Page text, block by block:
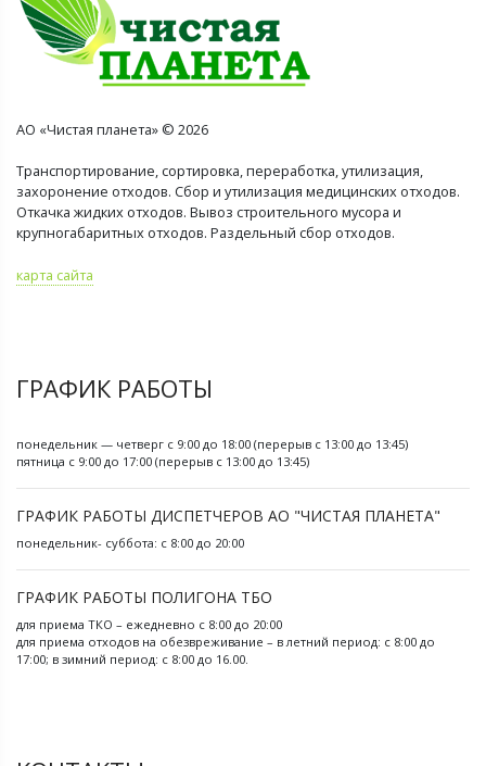
АО «Чистая планета» © 2026
Транспортирование, сортировка, переработка, утилизация,
захоронение отходов. Сбор и утилизация медицинских отходов.
Откачка жидких отходов. Вывоз строительного мусора и
крупногабаритных отходов. Раздельный сбор отходов.
карта сайта
ГРАФИК РАБОТЫ
понедельник — четверг с 9:00 до 18:00 (перерыв с 13:00 до 13:45)
пятница с 9:00 до 17:00 (перерыв с 13:00 до 13:45)
ГРАФИК РАБОТЫ ДИСПЕТЧЕРОВ АО "ЧИСТАЯ ПЛАНЕТА"
понедельник- суббота: с 8:00 до 20:00
ГРАФИК РАБОТЫ ПОЛИГОНА ТБО
для приема ТКО – ежедневно с 8:00 до 20:00
для приема отходов на обезвреживание – в летний период: с 8:00 до
17:00; в зимний период: с 8:00 до 16.00.